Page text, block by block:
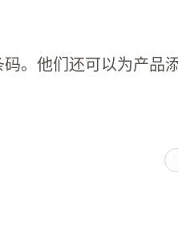
。他们还可以为产品